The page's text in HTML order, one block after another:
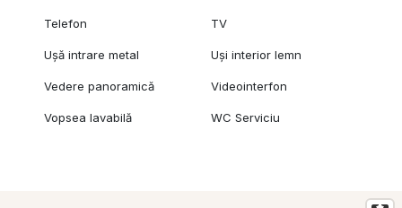
Telefon TV
Ușă intrare metal Uși interior lemn
Vedere panoramică Videointerfon
Vopsea lavabilă WC Serviciu